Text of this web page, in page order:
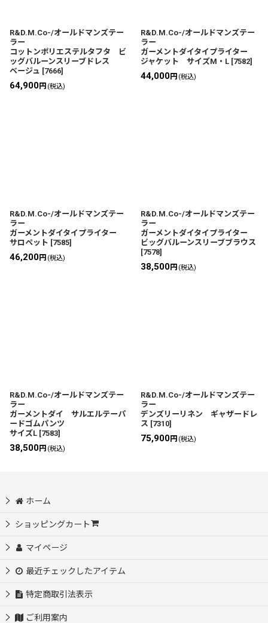
R&D.M.Co-/オールドマンズテー
ラー
コットンポリエステルタフタ ビ
ッグバルーンスリーブドレス
ベージュ [7666]
64,900円 (税込)
R&D.M.Co-/オールドマンズテー
ラー
ガーメントダイタイプライター
ジャケット サイズM・L [7582]
44,000円 (税込)
R&D.M.Co-/オールドマンズテー
ラー
ガーメントダイタイプライター
サロペット [7585]
46,200円 (税込)
R&D.M.Co-/オールドマンズテー
ラー
ガーメントダイタイプライター
ビッグバルーンスリーブブラウス
[7578]
38,500円 (税込)
R&D.M.Co-/オールドマンズテー
ラー
ガーメントダイ サルエルテーパ
ードゴムパンツ
サイズL [7583]
38,500円 (税込)
R&D.M.Co-/オールドマンズテー
ラー
デンズリーリネン ギャザードレ
ス [7310]
75,900円 (税込)
ホーム
ショッピングカート
マイページ
最近チェックしたアイテム
特定商取引法表示
ご利用案内